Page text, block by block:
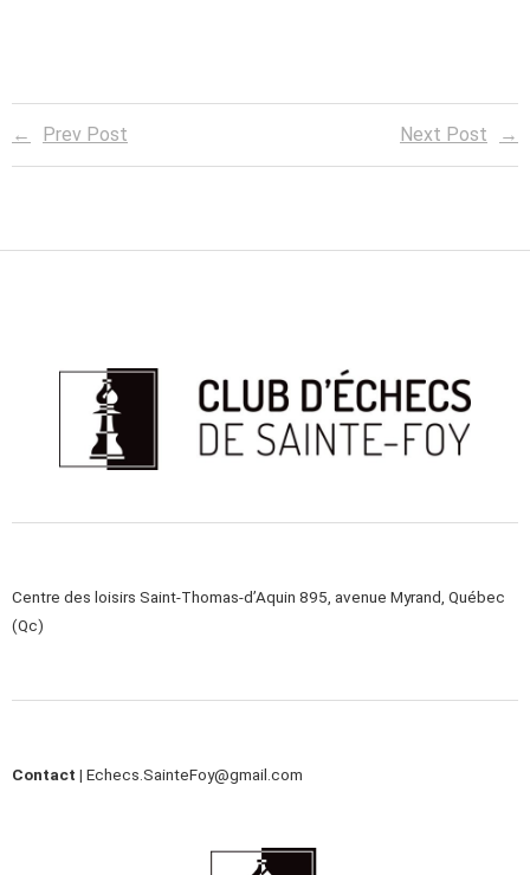
Prev Post Next Post
Centre des loisirs Saint-Thomas-d’Aquin 895, avenue Myrand, Québec
(Qc)
Contact | Echecs.SainteFoy@gmail.com